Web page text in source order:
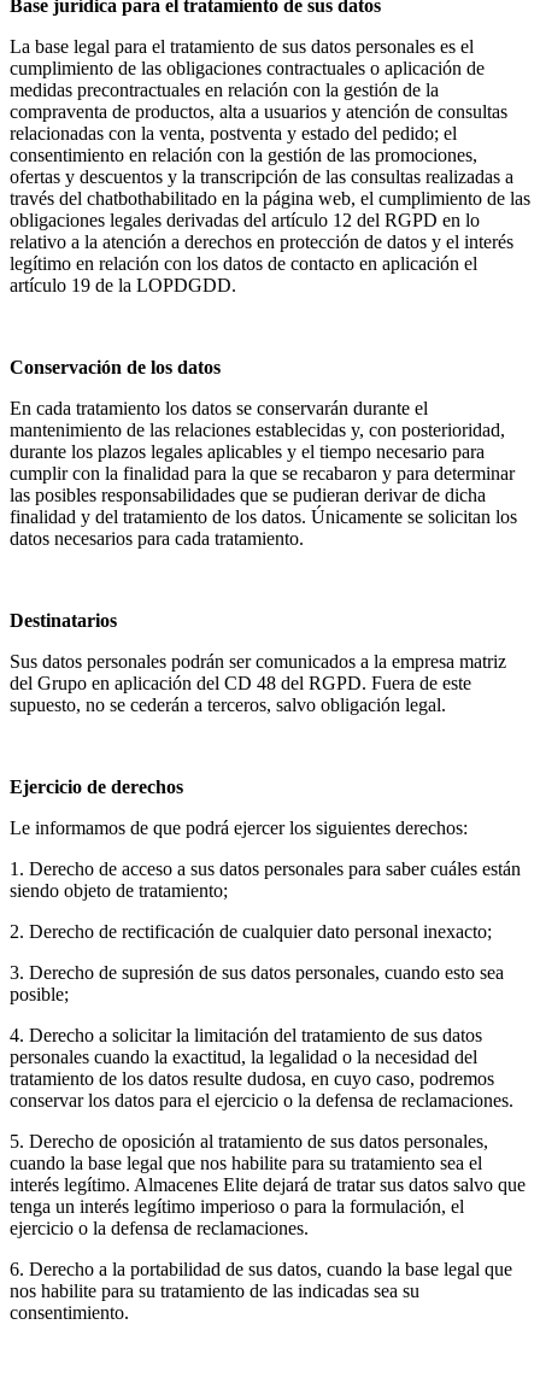
Base jurídica para el tratamiento de sus datos
La base legal para el tratamiento de sus datos personales es el
cumplimiento de las obligaciones contractuales o aplicación de
medidas precontractuales en relación con la gestión de la
compraventa de productos, alta a usuarios y atención de consultas
relacionadas con la venta, postventa y estado del pedido; el
consentimiento en relación con la gestión de las promociones,
ofertas y descuentos y la transcripción de las consultas realizadas a
través del chatbothabilitado en la página web, el cumplimiento de las
obligaciones legales derivadas del artículo 12 del RGPD en lo
relativo a la atención a derechos en protección de datos y el interés
legítimo en relación con los datos de contacto en aplicación el
artículo 19 de la LOPDGDD.
Conservación de los datos
En cada tratamiento los datos se conservarán durante el
mantenimiento de las relaciones establecidas y, con posterioridad,
durante los plazos legales aplicables y el tiempo necesario para
cumplir con la finalidad para la que se recabaron y para determinar
las posibles responsabilidades que se pudieran derivar de dicha
finalidad y del tratamiento de los datos. Únicamente se solicitan los
datos necesarios para cada tratamiento.
Destinatarios
Sus datos personales podrán ser comunicados a la empresa matriz
del Grupo en aplicación del CD 48 del RGPD. Fuera de este
supuesto, no se cederán a terceros, salvo obligación legal.
Ejercicio de derechos
Le informamos de que podrá ejercer los siguientes derechos:
1. Derecho de acceso a sus datos personales para saber cuáles están
siendo objeto de tratamiento;
2. Derecho de rectificación de cualquier dato personal inexacto;
3. Derecho de supresión de sus datos personales, cuando esto sea
posible;
4. Derecho a solicitar la limitación del tratamiento de sus datos
personales cuando la exactitud, la legalidad o la necesidad del
tratamiento de los datos resulte dudosa, en cuyo caso, podremos
conservar los datos para el ejercicio o la defensa de reclamaciones.
5. Derecho de oposición al tratamiento de sus datos personales,
cuando la base legal que nos habilite para su tratamiento sea el
interés legítimo. Almacenes Elite dejará de tratar sus datos salvo que
tenga un interés legítimo imperioso o para la formulación, el
ejercicio o la defensa de reclamaciones.
6. Derecho a la portabilidad de sus datos, cuando la base legal que
nos habilite para su tratamiento de las indicadas sea su
consentimiento.